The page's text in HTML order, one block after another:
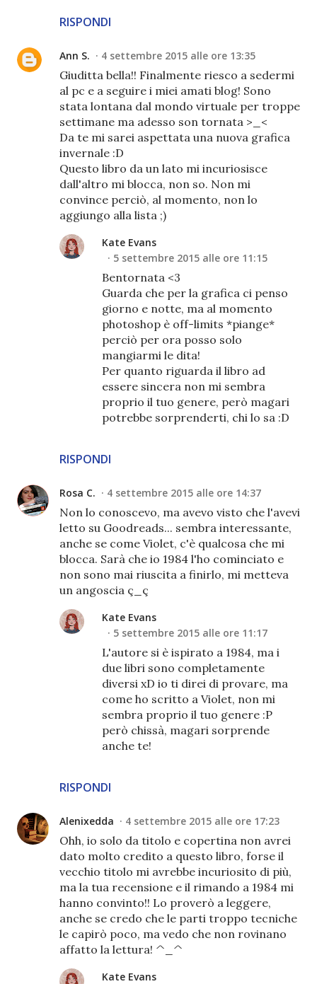
RISPONDI
Ann S. 4 settembre 2015 alle ore 13:35
Giuditta bella!! Finalmente riesco a sedermi
al pc e a seguire i miei amati blog! Sono
stata lontana dal mondo virtuale per troppe
settimane ma adesso son tornata >_<
Da te mi sarei aspettata una nuova grafica
invernale :D
Questo libro da un lato mi incuriosisce
dall'altro mi blocca, non so. Non mi
convince perciò, al momento, non lo
aggiungo alla lista ;)
RISPONDI
Kate Evans
5 settembre 2015 alle ore 11:15
Bentornata <3
Guarda che per la grafica ci penso
giorno e notte, ma al momento
photoshop è off-limits *piange*
perciò per ora posso solo
mangiarmi le dita!
Per quanto riguarda il libro ad
essere sincera non mi sembra
proprio il tuo genere, però magari
potrebbe sorprenderti, chi lo sa :D
Rosa C. 4 settembre 2015 alle ore 14:37
Non lo conoscevo, ma avevo visto che l'avevi
letto su Goodreads... sembra interessante,
anche se come Violet, c'è qualcosa che mi
blocca. Sarà che io 1984 l'ho cominciato e
non sono mai riuscita a finirlo, mi metteva
un angoscia ç_ç
RISPONDI
Kate Evans
5 settembre 2015 alle ore 11:17
L'autore si è ispirato a 1984, ma i
due libri sono completamente
diversi xD io ti direi di provare, ma
come ho scritto a Violet, non mi
sembra proprio il tuo genere :P
però chissà, magari sorprende
anche te!
Alenixedda 4 settembre 2015 alle ore 17:23
Ohh, io solo da titolo e copertina non avrei
dato molto credito a questo libro, forse il
vecchio titolo mi avrebbe incuriosito di più,
ma la tua recensione e il rimando a 1984 mi
hanno convinto!! Lo proverò a leggere,
anche se credo che le parti troppo tecniche
le capirò poco, ma vedo che non rovinano
affatto la lettura! ^_^
Kate Evans